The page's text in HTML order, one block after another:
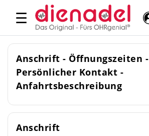
☰
Anschrift - Öffnungszeiten -
Persönlicher Kontakt -
Anfahrtsbeschreibung
Anschrift